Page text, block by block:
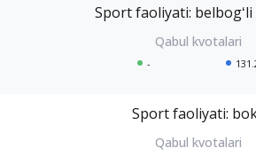
Sport faoliyati:
-
Sport faoliyati: